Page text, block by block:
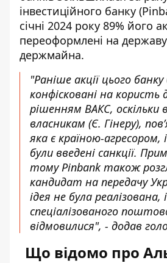
інвестиційного банку
січні 2024 року 89% його
переоформлені на
держмайна.
"Раніше акції цього банку
конфісковані на користь
рішенням ВАКС, оскільки
власникам (Є. Гінеру),
яка є країною-агресором,
були введені санкції.
тому Pinbank також
кандидат на передачу
ідея не була реалізована,
спеціалізованого
відмовилися", - додав
Що відомо про